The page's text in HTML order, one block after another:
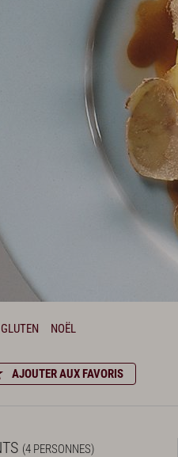
NOËL
AJOUTER AUX FAVORIS
(4 PERSONNES)